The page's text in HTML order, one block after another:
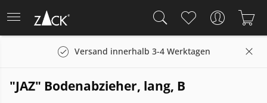
Versand innerhalb 3-4 Werktagen
"JAZ" Bodenabzieher, lang, B